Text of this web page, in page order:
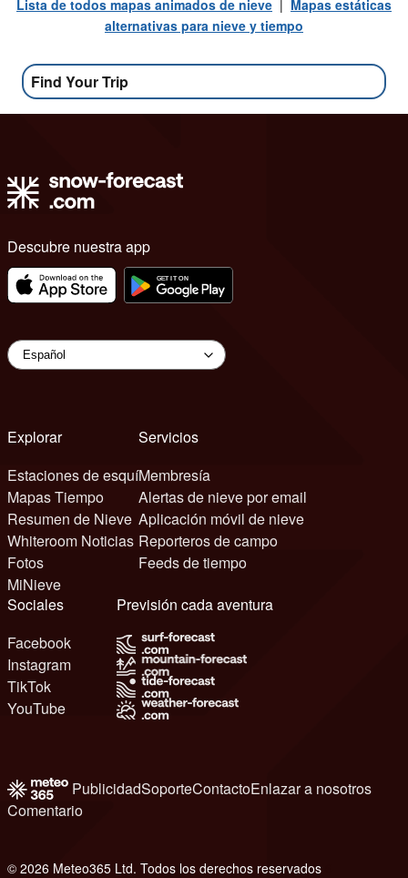
Lista de todos mapas animados de nieve | Mapas estáticas
alternativas para nieve y tiempo
Find Your Trip
Descubre nuestra app
Explorar
Estaciones de esquí
Mapas Tiempo
Resumen de Nieve
Whiteroom Noticias
Fotos
MiNieve
Servicios
Membresía
Alertas de nieve por email
Aplicación móvil de nieve
Reporteros de campo
Feeds de tiempo
Sociales
Facebook
Instagram
TikTok
YouTube
Previsión cada aventura
PublicidadSoporteContactoEnlazar a nosotros
Comentario
© 2026 Meteo365 Ltd. Todos los derechos reservados